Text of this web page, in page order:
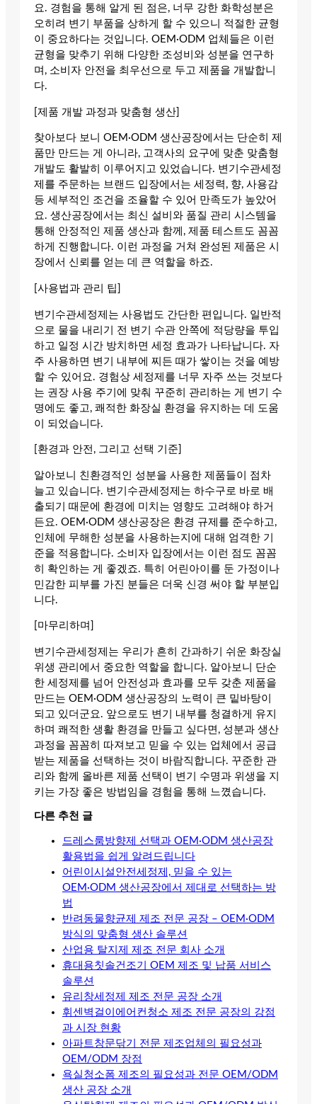
요. 경험을 통해 알게 된 점은, 너무 강한 화학성분은
오히려 변기 부품을 상하게 할 수 있으니 적절한 균형
이 중요하다는 것입니다. OEM·ODM 업체들은 이런
균형을 맞추기 위해 다양한 조성비와 성분을 연구하
며, 소비자 안전을 최우선으로 두고 제품을 개발합니
다.
[제품 개발 과정과 맞춤형 생산]
찾아보다 보니 OEM·ODM 생산공장에서는 단순히 제
품만 만드는 게 아니라, 고객사의 요구에 맞춘 맞춤형
개발도 활발히 이루어지고 있었습니다. 변기수관세정
제를 주문하는 브랜드 입장에서는 세정력, 향, 사용감
등 세부적인 조건을 조율할 수 있어 만족도가 높았어
요. 생산공장에서는 최신 설비와 품질 관리 시스템을
통해 안정적인 제품 생산과 함께, 제품 테스트도 꼼꼼
하게 진행합니다. 이런 과정을 거쳐 완성된 제품은 시
장에서 신뢰를 얻는 데 큰 역할을 하죠.
[사용법과 관리 팁]
변기수관세정제는 사용법도 간단한 편입니다. 일반적
으로 물을 내리기 전 변기 수관 안쪽에 적당량을 투입
하고 일정 시간 방치하면 세정 효과가 나타납니다. 자
주 사용하면 변기 내부에 찌든 때가 쌓이는 것을 예방
할 수 있어요. 경험상 세정제를 너무 자주 쓰는 것보다
는 권장 사용 주기에 맞춰 꾸준히 관리하는 게 변기 수
명에도 좋고, 쾌적한 화장실 환경을 유지하는 데 도움
이 되었습니다.
[환경과 안전, 그리고 선택 기준]
알아보니 친환경적인 성분을 사용한 제품들이 점차
늘고 있습니다. 변기수관세정제는 하수구로 바로 배
출되기 때문에 환경에 미치는 영향도 고려해야 하거
든요. OEM·ODM 생산공장은 환경 규제를 준수하고,
인체에 무해한 성분을 사용하는지에 대해 엄격한 기
준을 적용합니다. 소비자 입장에서는 이런 점도 꼼꼼
히 확인하는 게 좋겠죠. 특히 어린아이를 둔 가정이나
민감한 피부를 가진 분들은 더욱 신경 써야 할 부분입
니다.
[마무리하며]
변기수관세정제는 우리가 흔히 간과하기 쉬운 화장실
위생 관리에서 중요한 역할을 합니다. 알아보니 단순
한 세정제를 넘어 안전성과 효과를 모두 갖춘 제품을
만드는 OEM·ODM 생산공장의 노력이 큰 밑바탕이
되고 있더군요. 앞으로도 변기 내부를 청결하게 유지
하며 쾌적한 생활 환경을 만들고 싶다면, 성분과 생산
과정을 꼼꼼히 따져보고 믿을 수 있는 업체에서 공급
받는 제품을 선택하는 것이 바람직합니다. 꾸준한 관
리와 함께 올바른 제품 선택이 변기 수명과 위생을 지
키는 가장 좋은 방법임을 경험을 통해 느꼈습니다.
다른 추천 글
드레스룸방향제 선택과 OEM·ODM 생산공장
활용법을 쉽게 알려드립니다
어린이시설안전세정제, 믿을 수 있는
OEM·ODM 생산공장에서 제대로 선택하는 방
법
반려동물향균제 제조 전문 공장 – OEM·ODM
방식의 맞춤형 생산 솔루션
산업용 탈지제 제조 전문 회사 소개
휴대용칫솔건조기 OEM 제조 및 납품 서비스
솔루션
유리창세정제 제조 전문 공장 소개
휘센벽걸이에어컨청소 제조 전문 공장의 강점
과 시장 현황
아파트창문닦기 전문 제조업체의 필요성과
OEM/ODM 장점
욕실청소폼 제조의 필요성과 전문 OEM/ODM
생산 공장 소개